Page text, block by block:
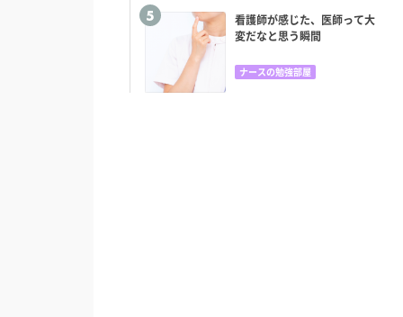
看護師が感じた、医師って大
変だなと思う瞬間
ナースの勉強部屋